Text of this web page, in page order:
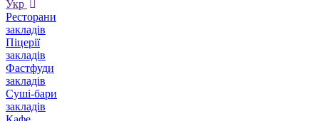
Укр
Ресторани
закладів
Піцерії
закладів
Фастфуди
закладів
Суші-бари
закладів